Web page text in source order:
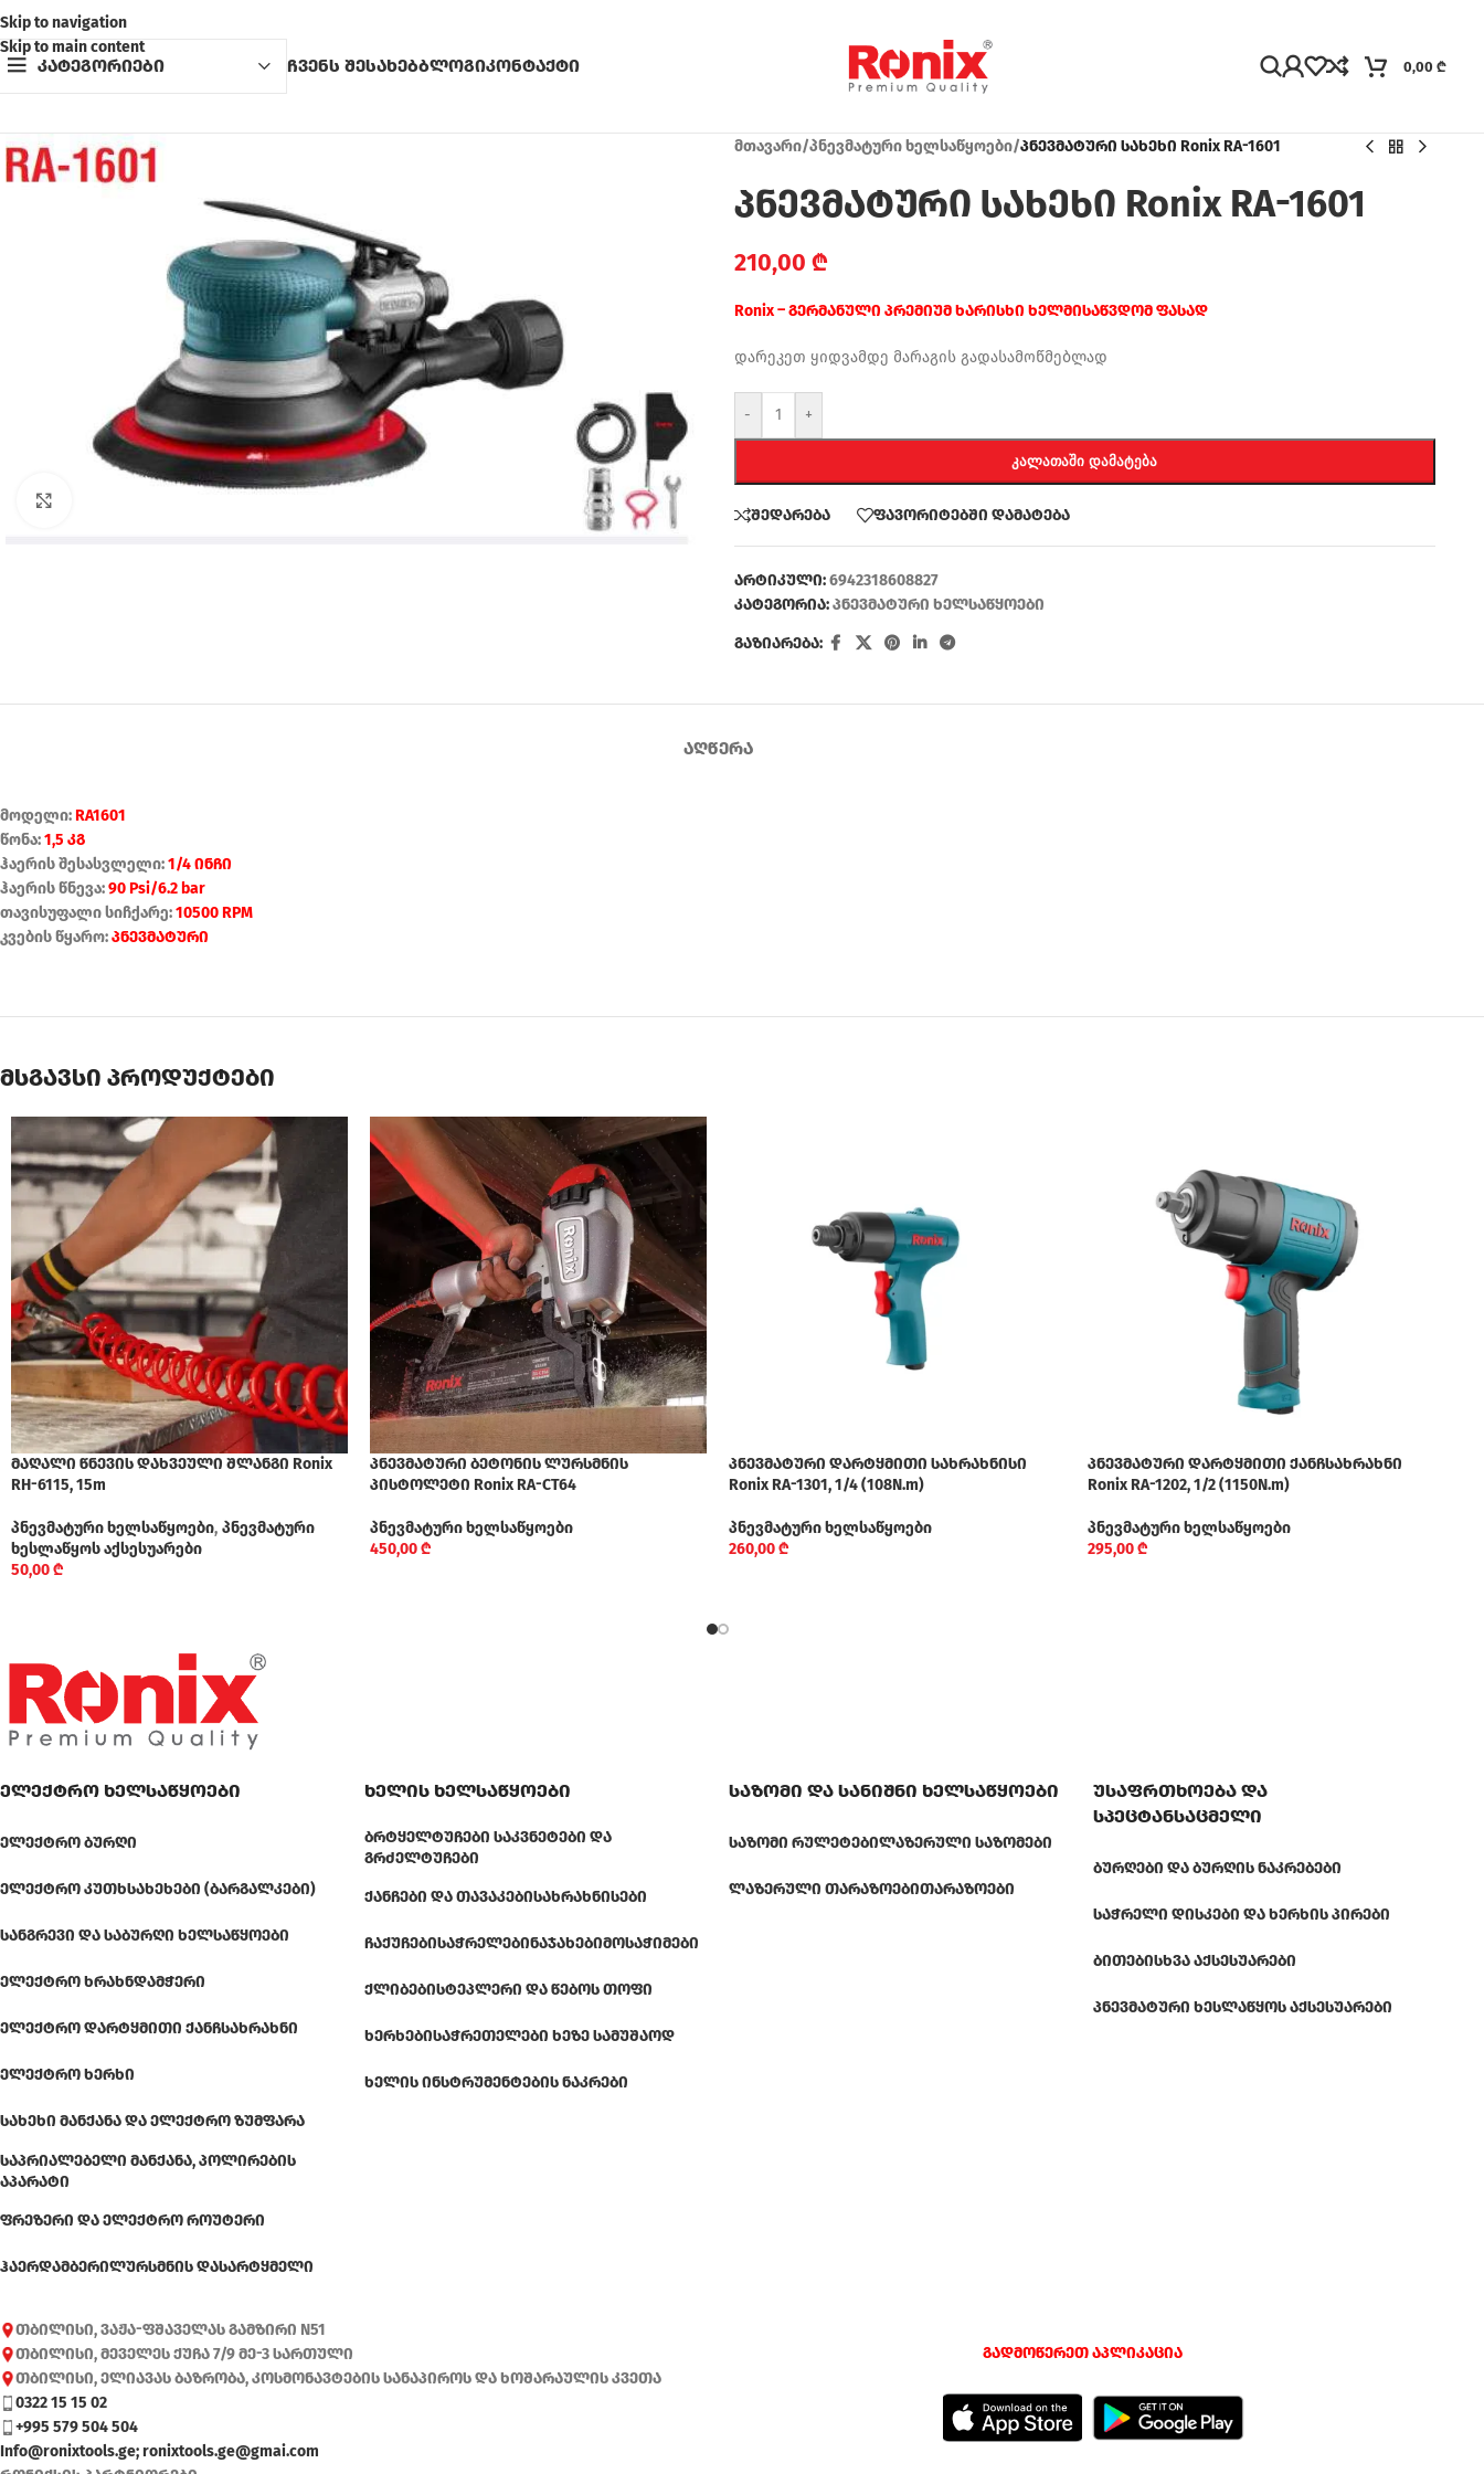
Skip to navigation
Skip to main content
კატეგორიები ჩვენს შესახებბლოგიკონტაქტი 0,00 ₾
მთავარი/პნევმატური ხელსაწყოები/პნევმატური სახეხი Ronix RA-1601
პნევმატური სახეხი Ronix RA-1601
210,00 ₾
Ronix – გერმანული პრემიუმ ხარისხი ხელმისაწვდომ ფასად
დარეკეთ ყიდვამდე მარაგის გადასამოწმებლად
- +
ᲙᲐᲚᲐᲗᲐᲨᲘ ᲓᲐᲛᲐᲢᲔᲑᲐ
შედარება ფავორიტებში დამატება
არტიკული:6942318608827
კატეგორია:პნევმატური ხელსაწყოები
გაზიარება:
ᲐᲦᲬᲔᲠᲐ
მოდელი:RA1601
წონა:1,5 კგ
ჰაერის შესასვლელი:1/4 ინჩი
ჰაერის წნევა:90 Psi/6.2 bar
თავისუფალი სიჩქარე:10500 RPM
კვების წყარო:პნევმატური
მსგავსი პროდუქტები
მაღალი წნევის დახვეული შლანგი Ronix
RH-6115, 15m
პნევმატური ხელსაწყოები, პნევმატური
ხესლაწყოს აქსესუარები
50,00₾
პნევმატური ბეტონის ლურსმნის
პისტოლეტი Ronix RA-CT64
პნევმატური ხელსაწყოები
450,00₾
პნევმატური დარტყმითი სახრახნისი
Ronix RA-1301, 1/4 (108N.m)
პნევმატური ხელსაწყოები
260,00₾
პნევმატური დარტყმითი ქანჩსახრახნი
Ronix RA-1202, 1/2 (1150N.m)
პნევმატური ხელსაწყოები
295,00₾
ელექტრო ხელსაწყოები
ᲔᲚᲔᲥᲢᲠᲝ ᲑᲣᲠᲦᲘ
ᲔᲚᲔᲥᲢᲠᲝ ᲙᲣᲗᲮᲡᲐᲮᲔᲮᲔᲑᲘ (ᲑᲐᲠᲒᲐᲚᲙᲔᲑᲘ)
ᲡᲐᲜᲒᲠᲔᲕᲘ ᲓᲐ ᲡᲐᲑᲣᲠᲦᲘ ᲮᲔᲚᲡᲐᲬᲧᲝᲔᲑᲘ
ᲔᲚᲔᲥᲢᲠᲝ ᲮᲠᲐᲮᲜᲓᲐᲛᲭᲔᲠᲘ
ᲔᲚᲔᲥᲢᲠᲝ ᲓᲐᲠᲢᲧᲛᲘᲗᲘ ᲥᲐᲜᲩᲡᲐᲮᲠᲐᲮᲜᲘ
ᲔᲚᲔᲥᲢᲠᲝ ᲮᲔᲠᲮᲘ
ᲡᲐᲮᲔᲮᲘ ᲛᲐᲜᲥᲐᲜᲐ ᲓᲐ ᲔᲚᲔᲥᲢᲠᲝ ᲖᲣᲛᲤᲐᲠᲐ
ᲡᲐᲞᲠᲘᲐᲚᲔᲑᲔᲚᲘ ᲛᲐᲜᲥᲐᲜᲐ, ᲞᲝᲚᲘᲠᲔᲑᲘᲡ
ᲐᲞᲐᲠᲐᲢᲘ
ᲤᲠᲔᲖᲔᲠᲘ ᲓᲐ ᲔᲚᲔᲥᲢᲠᲝ ᲠᲝᲣᲢᲔᲠᲘ
ᲰᲐᲔᲠᲓᲐᲛᲑᲔᲠᲘᲚᲣᲠᲡᲛᲜᲘᲡ ᲓᲐᲡᲐᲠᲢᲧᲛᲔᲚᲘ
ხელის ხელსაწყოები
ᲑᲠᲢᲧᲔᲚᲢᲣᲩᲔᲑᲘ ᲡᲐᲙᲕᲜᲔᲢᲔᲑᲘ ᲓᲐ
ᲒᲠᲫᲔᲚᲢᲣᲩᲔᲑᲘ
ᲥᲐᲜᲩᲔᲑᲘ ᲓᲐ ᲗᲐᲕᲐᲙᲔᲑᲘᲡᲐᲮᲠᲐᲮᲜᲘᲡᲔᲑᲘ
ᲩᲐᲥᲣᲩᲔᲑᲘᲡᲐᲭᲠᲔᲚᲔᲑᲘᲜᲐᲯᲐᲮᲔᲑᲘᲛᲝᲡᲐᲭᲘᲛᲔᲑᲘ
ᲥᲚᲘᲑᲔᲑᲘᲡᲢᲔᲞᲚᲔᲠᲘ ᲓᲐ ᲬᲔᲑᲝᲡ ᲗᲝᲤᲘ
ᲮᲔᲠᲮᲔᲑᲘᲡᲐᲭᲠᲔᲗᲔᲚᲔᲑᲘ ᲮᲔᲖᲔ ᲡᲐᲛᲣᲨᲐᲝᲓ
ᲮᲔᲚᲘᲡ ᲘᲜᲡᲢᲠᲣᲛᲔᲜᲢᲔᲑᲘᲡ ᲜᲐᲙᲠᲔᲑᲘ
საზომი და სანიშნი ხელსაწყოები
ᲡᲐᲖᲝᲛᲘ ᲠᲣᲚᲔᲢᲔᲑᲘᲚᲐᲖᲔᲠᲣᲚᲘ ᲡᲐᲖᲝᲛᲔᲑᲘ
ᲚᲐᲖᲔᲠᲣᲚᲘ ᲗᲐᲠᲐᲖᲝᲔᲑᲘᲗᲐᲠᲐᲖᲝᲔᲑᲘ
უსაფრთხოება და
სპეცტანსაცმელი
ᲑᲣᲠᲦᲔᲑᲘ ᲓᲐ ᲑᲣᲠᲦᲘᲡ ᲜᲐᲙᲠᲔᲑᲔᲑᲘ
ᲡᲐᲭᲠᲔᲚᲘ ᲓᲘᲡᲙᲔᲑᲘ ᲓᲐ ᲮᲔᲠᲮᲘᲡ ᲞᲘᲠᲔᲑᲘ
ᲑᲘᲗᲔᲑᲘᲡᲮᲕᲐ ᲐᲥᲡᲔᲡᲣᲐᲠᲔᲑᲘ
ᲞᲜᲔᲕᲛᲐᲢᲣᲠᲘ ᲮᲔᲡᲚᲐᲬᲧᲝᲡ ᲐᲥᲡᲔᲡᲣᲐᲠᲔᲑᲘ
თბილისი, ვაჟა-ფშაველას გამზირი N51
თბილისი, მეველეს ქუჩა 7/9 მე-3 სართული
თბილისი, ელიავას ბაზრობა, კოსმონავტების სანაპიროს და ხოშარაულის კვეთა
0322 15 15 02
+995 579 504 504
Info@ronixtools.ge; ronixtools.ge@gmai.com
გადმოწერეთ აპლიკაცია